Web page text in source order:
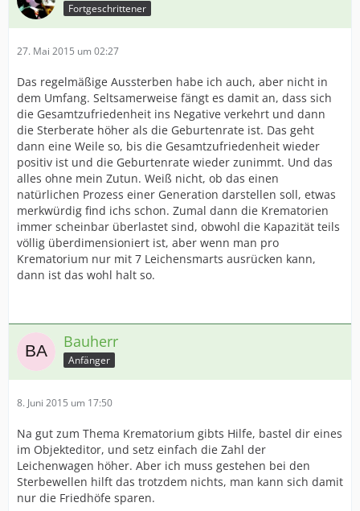
Fortgeschrittener
27. Mai 2015 um 02:27
Das regelmäßige Aussterben habe ich auch, aber nicht in
dem Umfang. Seltsamerweise fängt es damit an, dass sich
die Gesamtzufriedenheit ins Negative verkehrt und dann
die Sterberate höher als die Geburtenrate ist. Das geht
dann eine Weile so, bis die Gesamtzufriedenheit wieder
positiv ist und die Geburtenrate wieder zunimmt. Und das
alles ohne mein Zutun. Weiß nicht, ob das einen
natürlichen Prozess einer Generation darstellen soll, etwas
merkwürdig find ichs schon. Zumal dann die Krematorien
immer scheinbar überlastet sind, obwohl die Kapazität teils
völlig überdimensioniert ist, aber wenn man pro
Krematorium nur mit 7 Leichensmarts ausrücken kann,
dann ist das wohl halt so.
Bauherr
Anfänger
8. Juni 2015 um 17:50
Na gut zum Thema Krematorium gibts Hilfe, bastel dir eines
im Objekteditor, und setz einfach die Zahl der
Leichenwagen höher. Aber ich muss gestehen bei den
Sterbewellen hilft das trotzdem nichts, man kann sich damit
nur die Friedhöfe sparen.